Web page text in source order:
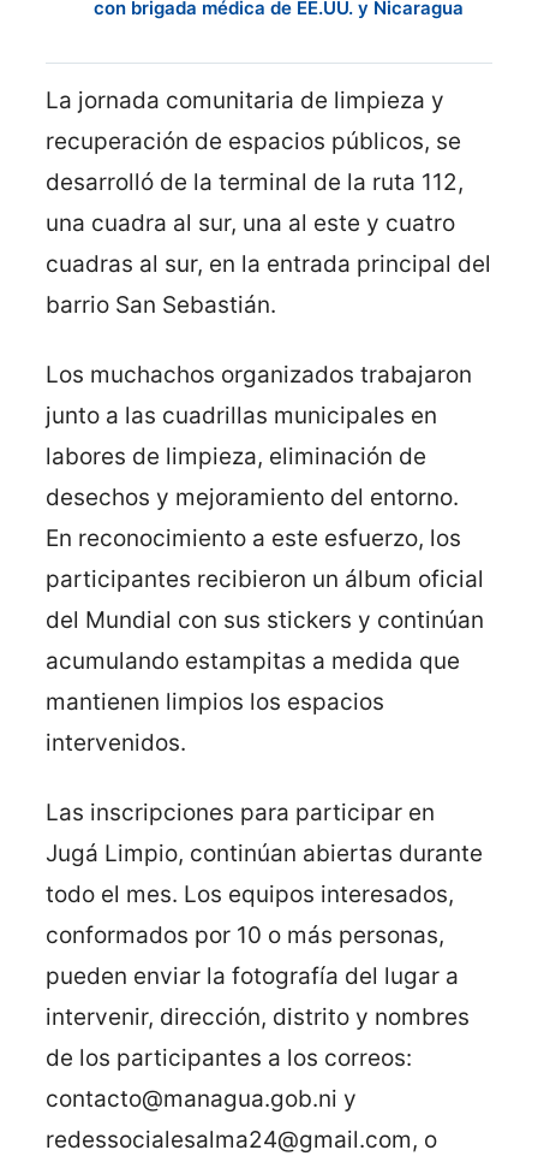
con brigada médica de EE.UU. y Nicaragua
La jornada comunitaria de limpieza y
recuperación de espacios públicos, se
desarrolló de la terminal de la ruta 112,
una cuadra al sur, una al este y cuatro
cuadras al sur, en la entrada principal del
barrio San Sebastián.
Los muchachos organizados trabajaron
junto a las cuadrillas municipales en
labores de limpieza, eliminación de
desechos y mejoramiento del entorno.
En reconocimiento a este esfuerzo, los
participantes recibieron un álbum oficial
del Mundial con sus stickers y continúan
acumulando estampitas a medida que
mantienen limpios los espacios
intervenidos.
Las inscripciones para participar en
Jugá Limpio, continúan abiertas durante
todo el mes. Los equipos interesados,
conformados por 10 o más personas,
pueden enviar la fotografía del lugar a
intervenir, dirección, distrito y nombres
de los participantes a los correos:
contacto@managua.gob.ni y
redessocialesalma24@gmail.com, o